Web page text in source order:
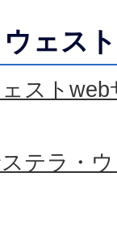
ェスト
スト
テラ・